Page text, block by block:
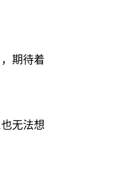
期待着
无法想